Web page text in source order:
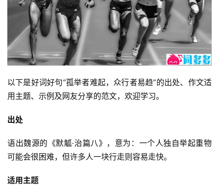
以下是好词好句“孤举者难起，众行者易趋”的出处、作文适
用主题、示例及网友分享的范文，欢迎学习。
出处
语出魏源的《默觚·治篇八》，意为：一个人独自举起重物
可能会很困难，但许多人一块行走则容易走快。
适用主题